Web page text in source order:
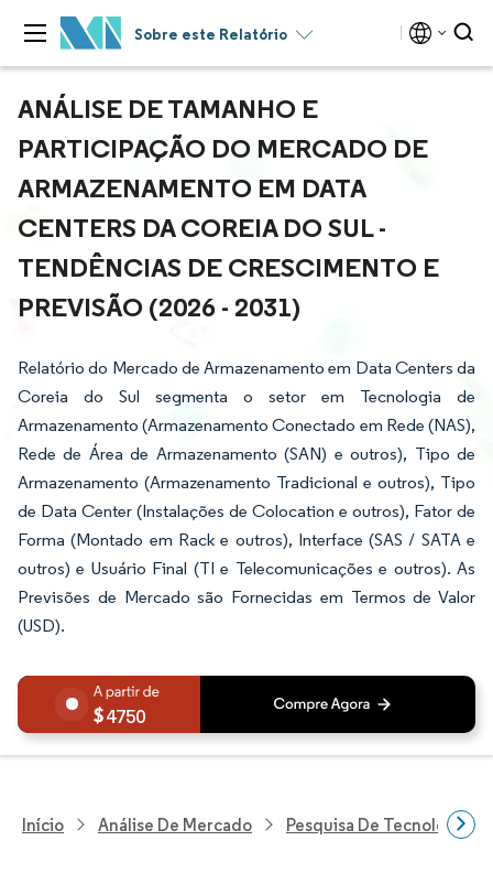
Sobre este Relatório
ANÁLISE DE TAMANHO E
PARTICIPAÇÃO DO MERCADO DE
ARMAZENAMENTO EM DATA
CENTERS DA COREIA DO SUL -
TENDÊNCIAS DE CRESCIMENTO E
PREVISÃO (2026 - 2031)
Relatório do Mercado de Armazenamento em Data Centers da
Coreia do Sul segmenta o setor em Tecnologia de
Armazenamento (Armazenamento Conectado em Rede (NAS),
Rede de Área de Armazenamento (SAN) e outros), Tipo de
Armazenamento (Armazenamento Tradicional e outros), Tipo
de Data Center (Instalações de Colocation e outros), Fator de
Forma (Montado em Rack e outros), Interface (SAS / SATA e
outros) e Usuário Final (TI e Telecomunicações e outros). As
Previsões de Mercado são Fornecidas em Termos de Valor
(USD).
4750
Início Análise De Mercado Pesquisa De Tecnologia,